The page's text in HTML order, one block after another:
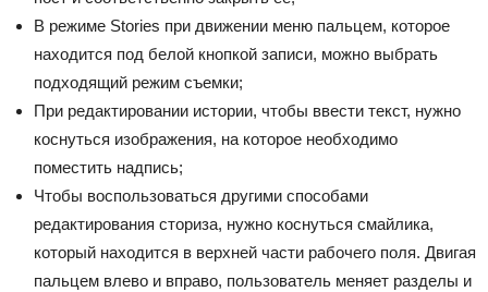
В режиме Stories при движении меню пальцем, которое
находится под белой кнопкой записи, можно выбрать
подходящий режим съемки;
При редактировании истории, чтобы ввести текст, нужно
коснуться изображения, на которое необходимо
поместить надпись;
Чтобы воспользоваться другими способами
редактирования сториза, нужно коснуться смайлика,
который находится в верхней части рабочего поля. Двигая
пальцем влево и вправо, пользователь меняет разделы и